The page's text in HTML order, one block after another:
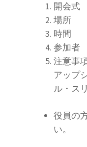
開会式
場所
時間
参加
注意事
アッ
ル・ス
役員の
い。